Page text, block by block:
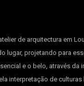
de arquitectura em
lugar, projetando para
e o belo, através
interpretação de